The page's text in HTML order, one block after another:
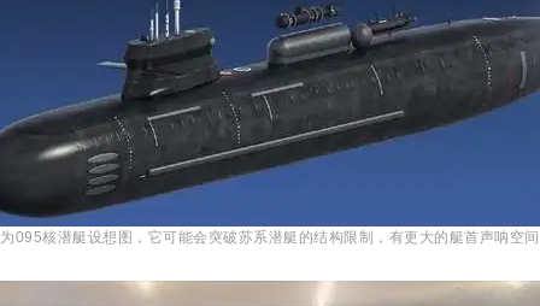
095核潜艇设想图，它可能会突破苏系潜艇的结构限制，有更大的艇首声呐空